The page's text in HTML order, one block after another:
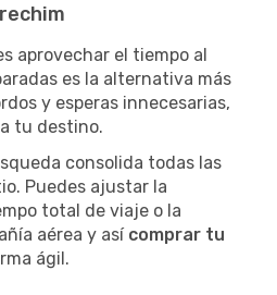
aprovechar el tiempo al
es la alternativa más
y esperas innecesarias,
tu destino.
consolida todas las
Puedes ajustar la
total de viaje o la
aérea y así comprar tu
ágil.